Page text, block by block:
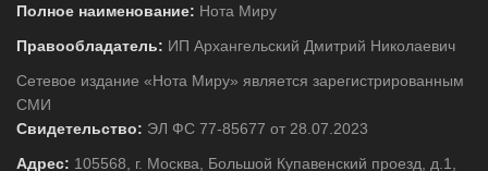
Полное наименование: Нота Миру
Правообладатель: ИП Архангельский Дмитрий Николаевич
Сетевое издание «Нота Миру» является зарегистрированным
СМИ
Свидетельство: ЭЛ ФС 77-85677 от 28.07.2023
Адрес: 105568, г. Москва, Большой Купавенский проезд, д.1,